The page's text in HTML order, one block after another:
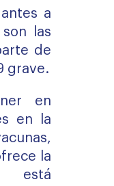
a
las
de
grave.
en
en la
la
está